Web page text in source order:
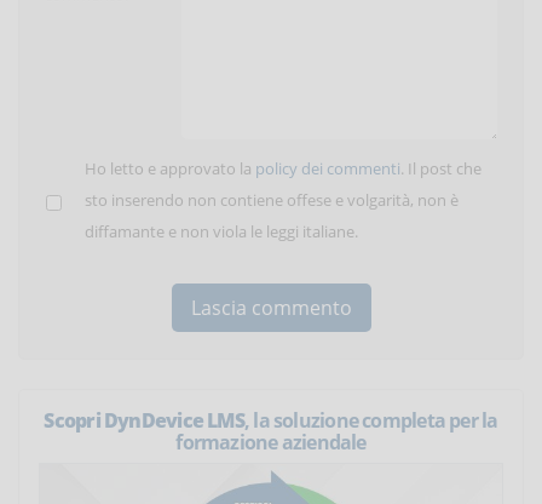
Ho letto e approvato la policy dei commenti. Il post che
sto inserendo non contiene offese e volgarità, non è
diffamante e non viola le leggi italiane.
Scopri DynDevice LMS, la soluzione completa per la
formazione aziendale